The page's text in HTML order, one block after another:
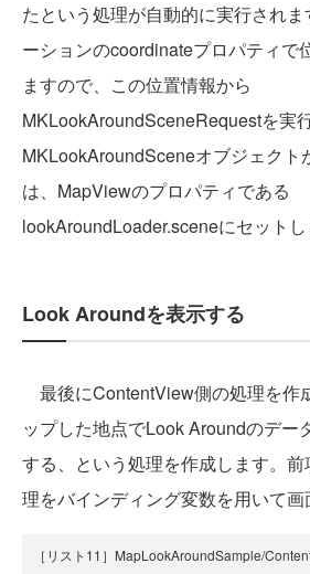
たという処理が自動的に実行され
ーションのcoordinateプロパティで
ますので、この位置情報から
MKLookAroundSceneRequestを実
MKLookAroundSceneオブジェクト
は、MapViewのプロパティである
lookAroundLoader.sceneにセットし
Look Aroundを表示する
最後にContentView側の処理を作
ップした地点でLook Aroundのデー
する、という処理を作成します。
理をバインディング変数を用いて画
［リスト11］MapLookAroundSample/